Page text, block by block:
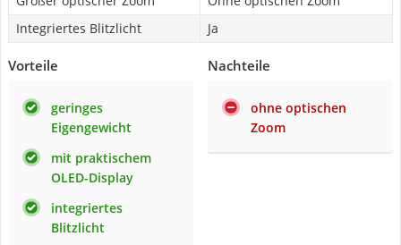
Integriertes Blitzlicht
Ja
Vorteile
geringes
Eigengewicht
mit praktischem
OLED-Display
integriertes
Blitzlicht
Nachteile
ohne optischen
Zoom